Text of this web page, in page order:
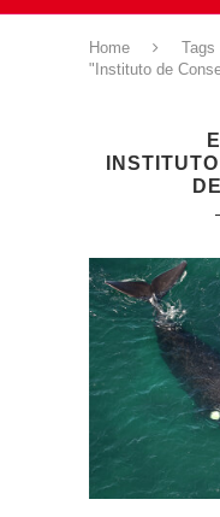
Home Tags
"Instituto de